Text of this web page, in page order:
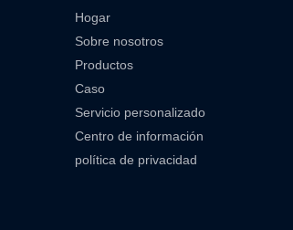
Hogar
Sobre nosotros
Productos
Caso
Servicio personalizado
Centro de información
política de privacidad